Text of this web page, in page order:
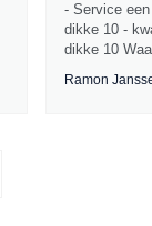
- Service
dikke 10 -
dikke 10
Ramon